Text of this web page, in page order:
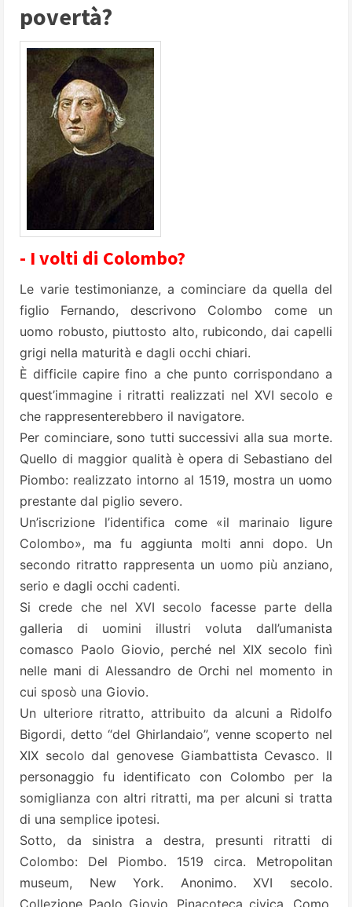
povertà?
- I volti di Colombo?
Le varie testimonianze, a cominciare da quella del
figlio Fernando, descrivono Colombo come un
uomo robusto, piuttosto alto, rubicondo, dai capelli
grigi nella maturità e dagli occhi chiari.
È difficile capire fino a che punto corrispondano a
quest’immagine i ritratti realizzati nel XVI secolo e
che rappresenterebbero il navigatore.
Per cominciare, sono tutti successivi alla sua morte.
Quello di maggior qualità è opera di Sebastiano del
Piombo: realizzato intorno al 1519, mostra un uomo
prestante dal piglio severo.
Un’iscrizione l’identifica come «il marinaio ligure
Colombo», ma fu aggiunta molti anni dopo. Un
secondo ritratto rappresenta un uomo più anziano,
serio e dagli occhi cadenti.
Si crede che nel XVI secolo facesse parte della
galleria di uomini illustri voluta dall’umanista
comasco Paolo Giovio, perché nel XIX secolo finì
nelle mani di Alessandro de Orchi nel momento in
cui sposò una Giovio.
Un ulteriore ritratto, attribuito da alcuni a Ridolfo
Bigordi, detto “del Ghirlandaio”, venne scoperto nel
XIX secolo dal genovese Giambattista Cevasco. Il
personaggio fu identificato con Colombo per la
somiglianza con altri ritratti, ma per alcuni si tratta
di una semplice ipotesi.
Sotto, da sinistra a destra, presunti ritratti di
Colombo: Del Piombo. 1519 circa. Metropolitan
museum, New York. Anonimo. XVI secolo.